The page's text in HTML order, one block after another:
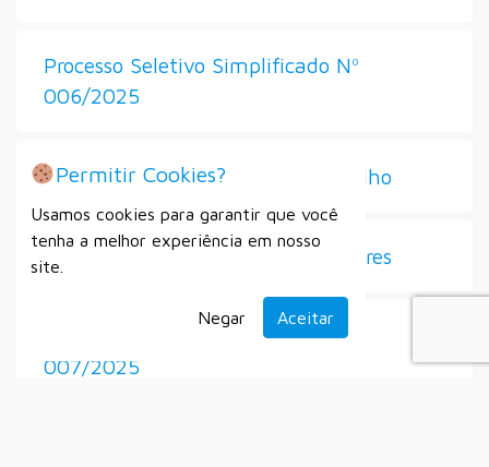
Processo Seletivo Simplificado Nº
006/2025
2025 – Contratações Diretas – Julho
Seleção de Diretores e Vice-Diretores
Processo Seletivo Simplificado Nº
007/2025
Permitir Cookies?
Usamos cookies para garantir que você
tenha a melhor experiência em nosso
site.
Negar Aceitar